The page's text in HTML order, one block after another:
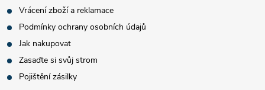
Vrácení zboží a reklamace
Podmínky ochrany osobních údajů
Jak nakupovat
Zasaďte si svůj strom
Pojištění zásilky